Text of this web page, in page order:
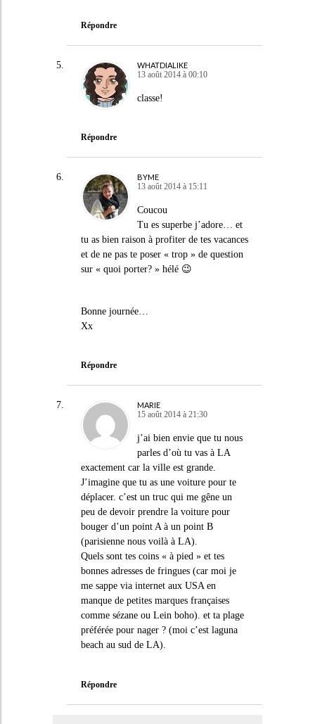
Répondre
WHATDIALIKE
13 août 2014 à 00:10
classe!
Répondre
BYME
13 août 2014 à 15:11
Coucou
Tu es superbe j’adore… et
tu as bien raison à profiter de tes vacances
et de ne pas te poser « trop » de question
sur « quoi porter? » hélé 😉
Bonne journée…
Xx
Répondre
MARIE
15 août 2014 à 21:30
j’ai bien envie que tu nous
parles d’où tu vas à LA
exactement car la ville est grande.
J’imagine que tu as une voiture pour te
déplacer. c’est un truc qui me gêne un
peu de devoir prendre la voiture pour
bouger d’un point A à un point B
(parisienne nous voilà à LA).
Quels sont tes coins « à pied » et tes
bonnes adresses de fringues (car moi je
me sappe via internet aux USA en
manque de petites marques françaises
comme sézane ou Lein boho). et ta plage
préférée pour nager ? (moi c’est laguna
beach au sud de LA).
Répondre